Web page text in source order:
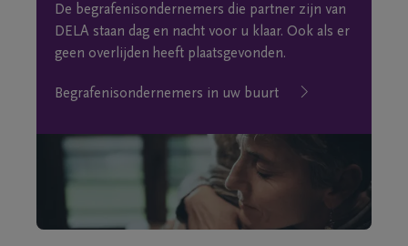
De begrafenisondernemers die partner zijn van
DELA staan dag en nacht voor u klaar. Ook als er
geen overlijden heeft plaatsgevonden.
Begrafenisondernemers in uw buurt